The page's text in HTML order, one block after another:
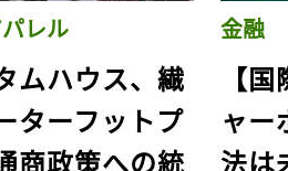
レル
ムハウス、繊
ターフットプ
商政策への統
金融
【
ャー
法は